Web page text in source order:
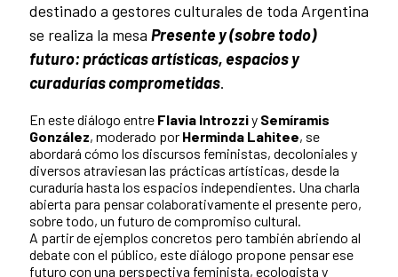
destinado a gestores culturales de toda Argentina
se realiza la mesa Presente y (sobre todo)
futuro: prácticas artísticas, espacios y
curadurías comprometidas.
En este diálogo entre Flavia Introzziy Semíramis
González, moderado por Herminda Lahitee, se
abordará cómo los discursos feministas, decoloniales y
diversos atraviesan las prácticas artísticas, desde la
curaduría hasta los espacios independientes. Una charla
abierta para pensar colaborativamente el presente pero,
sobre todo, un futuro de compromiso cultural.
A partir de ejemplos concretos pero también abriendo al
debate con el público, este diálogo propone pensar ese
futuro con una perspectiva feminista, ecologista y